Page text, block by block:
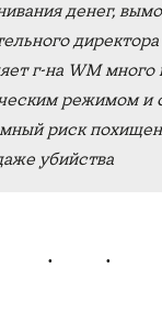
денег,
г-на WM много
режимом и
риск
убийства